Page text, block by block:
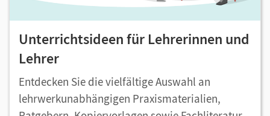
Unterrichtsideen für Lehrerinnen und
Lehrer
Entdecken Sie die vielfältige Auswahl an
lehrwerkunabhängigen Praxismaterialien,